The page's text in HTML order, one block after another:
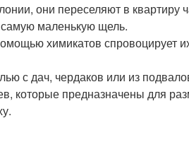
они переселяют в квартиру
самую маленькую щель.
химикатов спровоцирует
с дач, чердаков или из
которые предназначены для